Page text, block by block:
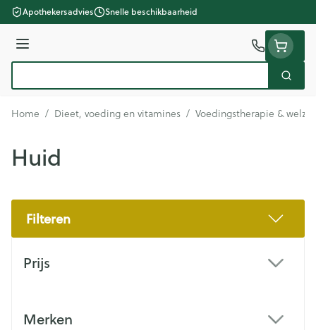
Ga naar de inhoud
Apothekersadvies Snelle beschikbaarheid
Menu
Zoek
Home / Dieet, voeding en vitamines / Voedingstherapie &
Huid
Filteren
Prijs
Merken